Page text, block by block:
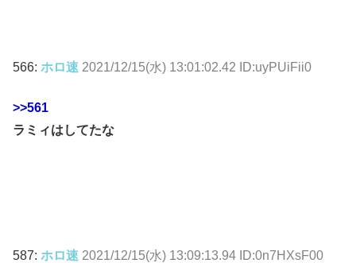
566: ホロ速 2021/12/15(水) 13:01:02.42 ID:uyPUiFii0
>>561
ラミィはしてたな
587: ホロ速 2021/12/15(水) 13:09:13.94 ID:0n7HXsF00